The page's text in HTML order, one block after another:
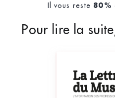
Il vous reste 80%
Pour lire la